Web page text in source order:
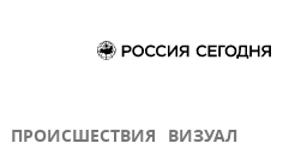
ПРОИСШЕСТВИЯ ВИЗУАЛ